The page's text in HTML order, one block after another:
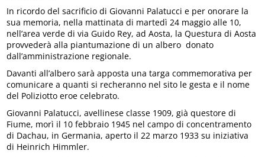
In ricordo del sacrificio di Giovanni Palatucci e per onorare la
sua memoria, nella mattinata di martedì 24 maggio alle 10,
nell’area verde di via Guido Rey, ad Aosta, la Questura di Aosta
provvederà alla piantumazione di un albero donato
dall’amministrazione regionale.
Davanti all’albero sarà apposta una targa commemorativa per
comunicare a quanti si recheranno nel sito le gesta e il nome
del Poliziotto eroe celebrato.
Giovanni Palatucci, avellinese classe 1909, già questore di
Fiume, morì il 10 febbraio 1945 nel campo di concentramento
di Dachau, in Germania, aperto il 22 marzo 1933 su iniziativa
di Heinrich Himmler.